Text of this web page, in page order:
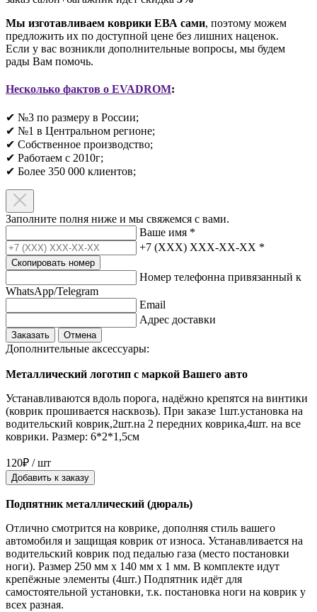
Мы изготавливаем коврики ЕВА сами, поэтому можем
предложить их по доступной цене без лишних наценок.
Если у вас возникли дополнительные вопросы, мы будем
рады Вам помочь.
Несколько фактов о EVADROM:
✔ №3 по размеру в России;
✔ №1 в Центральном регионе;
✔ Собственное производство;
✔ Работаем с 2010г;
✔ Более 350 000 клиентов;​
Заполните полня ниже и мы свяжемся с вами.
Ваше имя *
+7 (XXX) XXX-XX-XX *
Скопировать номер
Номер телефонна привязанный к
WhatsApp/Telegram
Email
Адрес доставки
Заказать Отмена
Дополнительные аксессуары:
Металлический логотип с маркой Вашего авто
Устанавливаются вдоль порога, надёжно крепятся на винтики
(коврик прошивается насквозь). При заказе 1шт.установка на
водительский коврик,2шт.на 2 передних коврика,4шт. на все
коврики. Размер: 6*2*1,5см
120₽ / шт
Добавить к заказу
Подпятник металлический (дюраль)
Отлично смотрится на коврике, дополняя стиль вашего
автомобиля и защищая коврик от износа. Устанавливается на
водительский коврик под педалью газа (место постановки
ноги). Размер 250 мм x 140 мм x 1 мм. В комплекте идут
крепёжные элементы (4шт.) Подпятник идёт для
самостоятельной установки, т.к. постановка ноги на коврик у
всех разная.